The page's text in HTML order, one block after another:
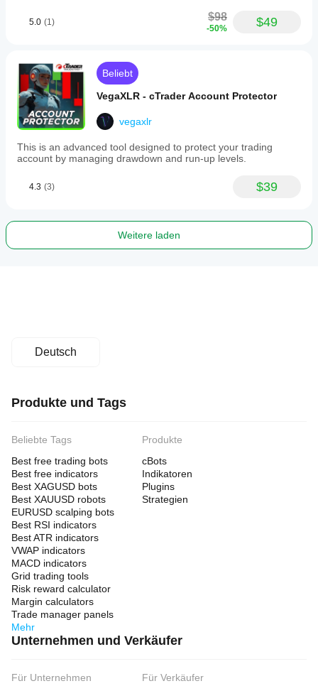
5.0 (1) $98
-50% $49
Beliebt
VegaXLR - cTrader Account Protector
vegaxlr
This is an advanced tool designed to protect your trading
account by managing drawdown and run-up levels.
4.3 (3) $39
Weitere laden
Deutsch
Produkte und Tags
Beliebte Tags
Best free trading bots
Best free indicators
Best XAGUSD bots
Best XAUUSD robots
EURUSD scalping bots
Best RSI indicators
Best ATR indicators
VWAP indicators
MACD indicators
Grid trading tools
Risk reward calculator
Margin calculators
Trade manager panels
Mehr
Produkte
cBots
Indikatoren
Plugins
Strategien
Unternehmen und Verkäufer
Für Unternehmen
Für Verkäufer